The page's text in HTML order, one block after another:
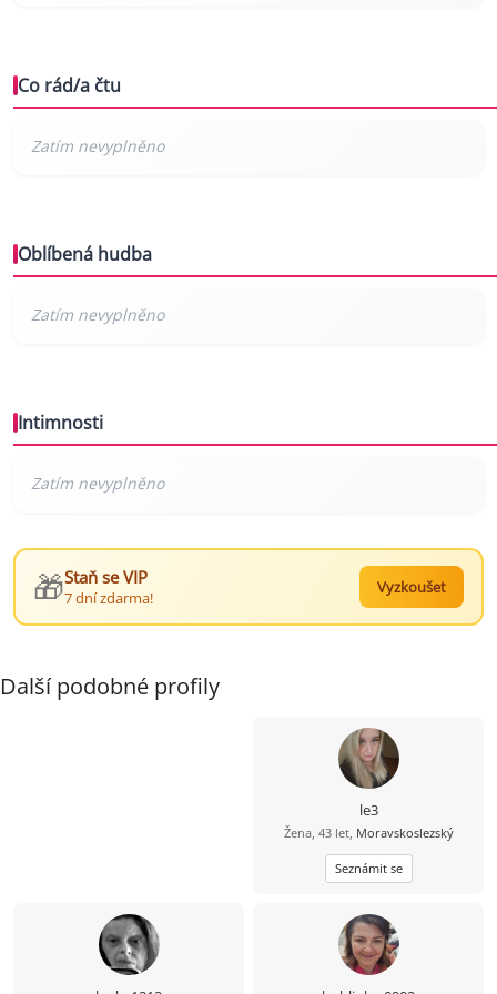
Co rád/a čtu
Oblíbená hudba
Intimnosti
🎁Staň se VIP
7 dní zdarma!
Vyzkoušet
Další podobné profily
le3
Žena, 43 let, Moravskoslezský
Seznámit se